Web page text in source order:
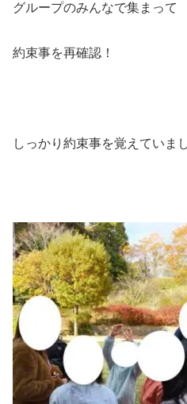
グループのみんなで集まって
約束事を再確認！
しっかり約束事を覚えてい